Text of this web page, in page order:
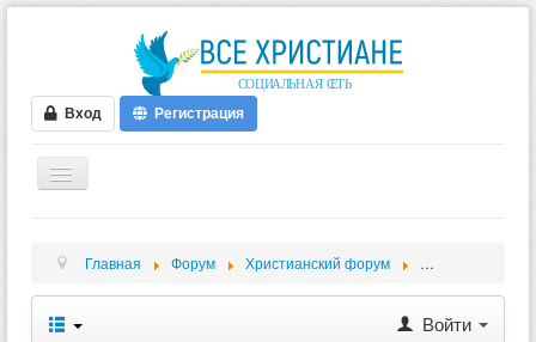
Вход Регистрация
ФОРУМ
ВИДЕО
Главная Форум Христианский форум Обсуждение
Войти